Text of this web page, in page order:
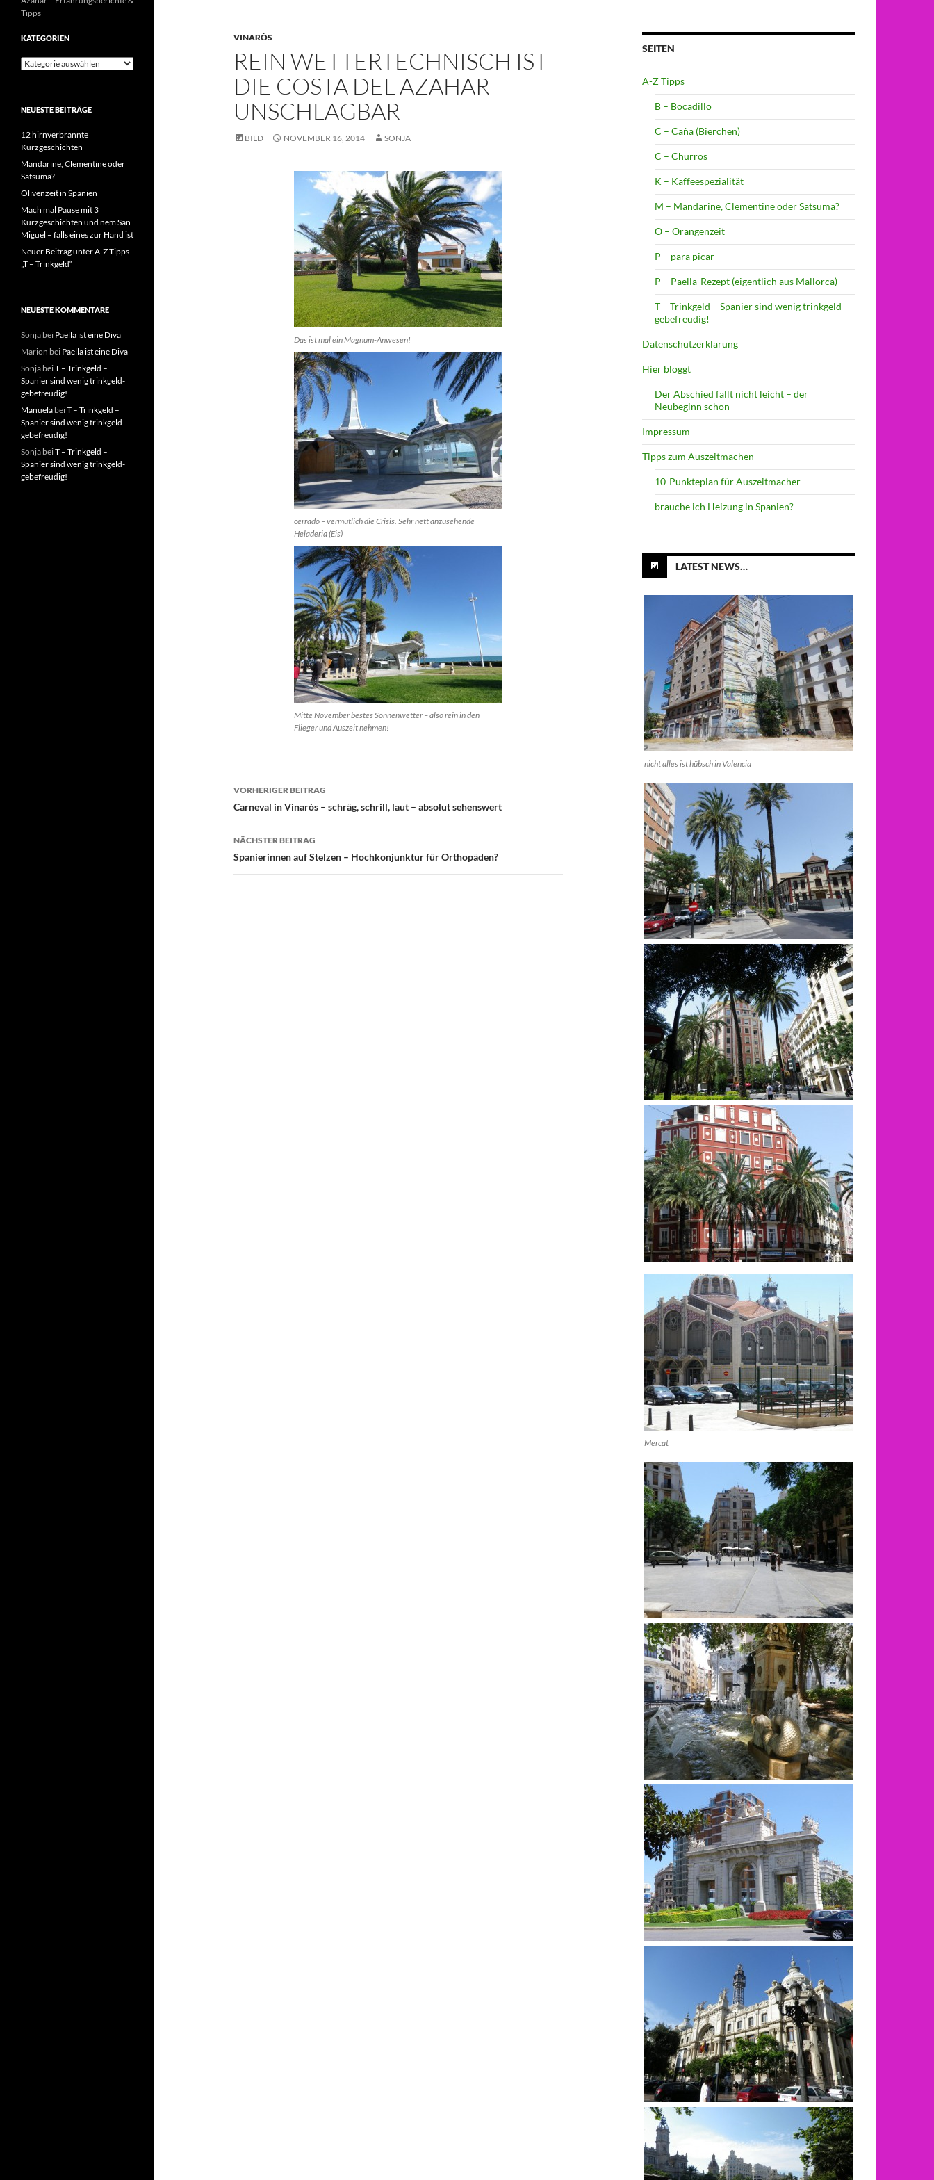
VINARÒS
REIN WETTERTECHNISCH IST
DIE COSTA DEL AZAHAR
UNSCHLAGBAR
BILD NOVEMBER 16, 2014 SONJA
Das ist mal ein Magnum-Anwesen!
cerrado – vermutlich die Crisis. Sehr nett anzusehende
Heladeria (Eis)
Mitte November bestes Sonnenwetter – also rein in den
Flieger und Auszeit nehmen!
Beitragsnavigation
VORHERIGER BEITRAG
Carneval in Vinaròs – schräg, schrill, laut – absolut sehenswert
NÄCHSTER BEITRAG
Spanierinnen auf Stelzen – Hochkonjunktur für Orthopäden?
SEITEN
A-Z Tipps
B – Bocadillo
C – Caña (Bierchen)
C – Churros
K – Kaffeespezialität
M – Mandarine, Clementine oder Satsuma?
O – Orangenzeit
P – para picar
P – Paella-Rezept (eigentlich aus Mallorca)
T – Trinkgeld – Spanier sind wenig trinkgeld-
gebefreudig!
Datenschutzerklärung
Hier bloggt
Der Abschied fällt nicht leicht – der
Neubeginn schon
Impressum
Tipps zum Auszeitmachen
10-Punkteplan für Auszeitmacher
brauche ich Heizung in Spanien?
LATEST NEWS…
nicht alles ist hübsch in Valencia
Mercat
Tipps
KATEGORIEN
Kategorien
NEUESTE BEITRÄGE
12 hirnverbrannte
Kurzgeschichten
Mandarine, Clementine oder
Satsuma?
Olivenzeit in Spanien
Mach mal Pause mit 3
Kurzgeschichten und nem San
Miguel – falls eines zur Hand ist
Neuer Beitrag unter A-Z Tipps
„T – Trinkgeld“
NEUESTE KOMMENTARE
Sonja bei Paella ist eine Diva
Marion bei Paella ist eine Diva
Sonja beiT – Trinkgeld –
Spanier sind wenig trinkgeld-
gebefreudig!
Manuela beiT – Trinkgeld –
Spanier sind wenig trinkgeld-
gebefreudig!
Sonja beiT – Trinkgeld –
Spanier sind wenig trinkgeld-
gebefreudig!